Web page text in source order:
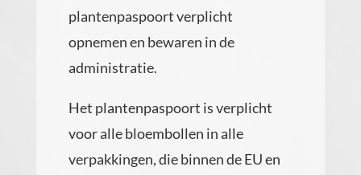
plantenpaspoort verplicht
opnemen en bewaren in de
administratie.
Het plantenpaspoort is verplicht
voor alle bloembollen in alle
verpakkingen, die binnen de EU en